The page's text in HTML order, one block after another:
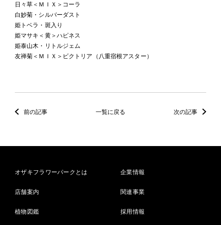
日々草＜ＭＩＸ＞コーラ
白妙菊・シルバーダスト
姫トベラ・斑入り
姫マサキ＜黄＞ハピネス
姫泰山木・リトルジェム
友禅菊＜ＭＩＸ＞ビクトリア（八重宿根アスター）
前の記事 一覧に戻る 次の記事
オザキフラワーパークとは
店舗案内
植物図鑑
企業情報
関連事業
採用情報